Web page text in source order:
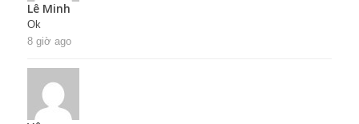
Lê Minh
Ok
8 giờ ago